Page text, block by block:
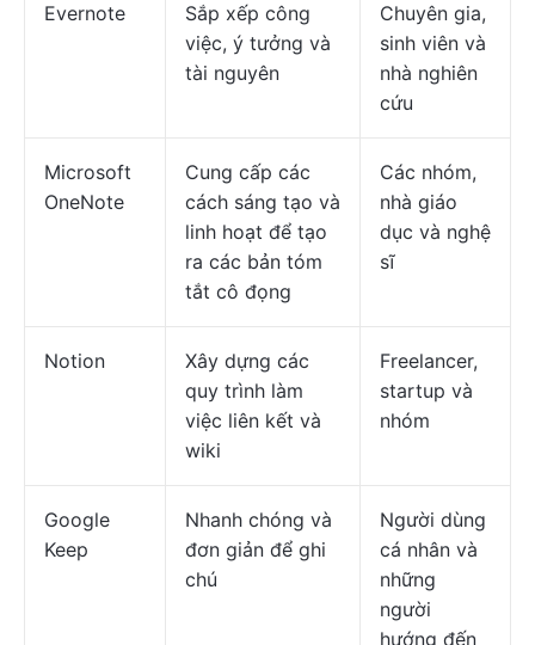
Evernote
Sắp xếp công
việc, ý tưởng và
tài nguyên
Chuyên gia,
sinh viên và
nhà nghiên
cứu
Microsoft
OneNote
Cung cấp các
cách sáng tạo và
linh hoạt để tạo
ra các bản tóm
tắt cô đọng
Các nhóm,
nhà giáo
dục và nghệ
sĩ
Notion
Xây dựng các
quy trình làm
việc liên kết và
wiki
Freelancer,
startup và
nhóm
Google
Keep
Nhanh chóng và
đơn giản để ghi
chú
Người dùng
cá nhân và
những
người
hướng đến